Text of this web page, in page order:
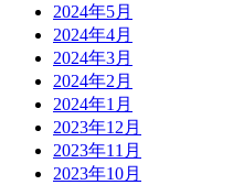
2024年5月
2024年4月
2024年3月
2024年2月
2024年1月
2023年12月
2023年11月
2023年10月